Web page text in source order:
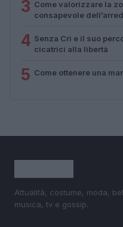
3 Come valorizzare la
consapevole
4 Senza Cri e il suo
cicatrici alla libertà
5 Come ottenere una
Attualità, costume, moda,
musica, tv e gossip.